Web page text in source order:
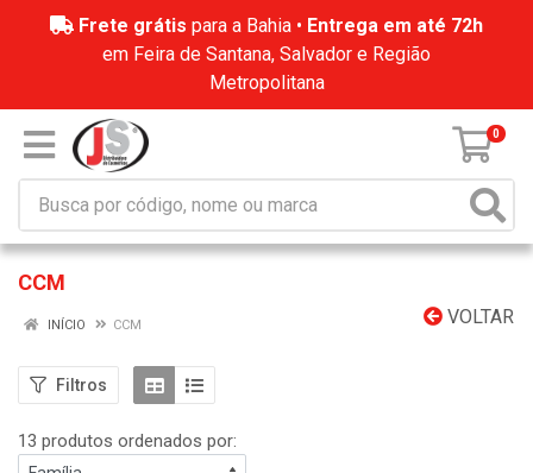
Frete grátis para a Bahia • Entrega em até 72h
em Feira de Santana, Salvador e Região
Metropolitana
0
CCM
VOLTAR
INÍCIO CCM
Filtros
13 produtos ordenados por: